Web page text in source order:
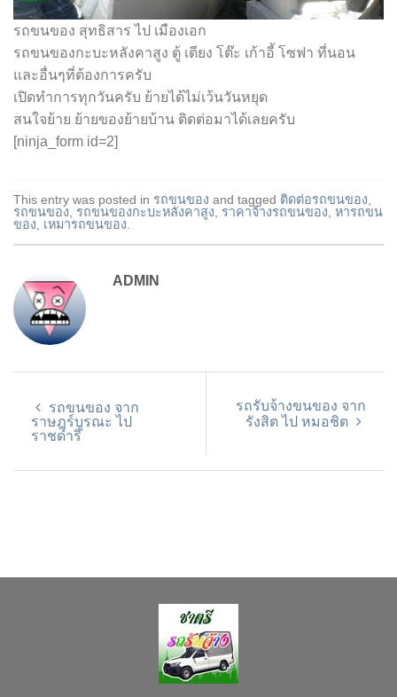
รถขนของ สุทธิสาร ไป เมืองเอก
รถขนของกะบะหลังคาสูง ตู้ เตียง โต๊ะ เก้าอี้ โซฟา ที่นอน
และอื่นๆที่ต้องการครับ
เปิดทำการทุกวันครับ ย้ายได้ไม่เว้นวันหยุด
สนใจย้าย ย้ายของย้ายบ้าน ติดต่อมาได้เลยครับ
[ninja_form id=2]
This entry was posted in รถขนของ and tagged ติดต่อรถขนของ,
รถขนของ, รถขนของกะบะหลังคาสูง, ราคาจ้างรถขนของ, หารถขน
ของ, เหมารถขนของ.
ADMIN
รถขนของ จาก
ราษฎร์บูรณะ ไป
ราชดำริ
รถรับจ้างขนของ จาก
รังสิต ไป หมอชิต